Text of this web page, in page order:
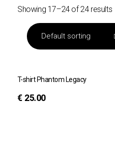
Showing 17–24 of 24 results
T-shirt Phantom Legacy
€ 25.00